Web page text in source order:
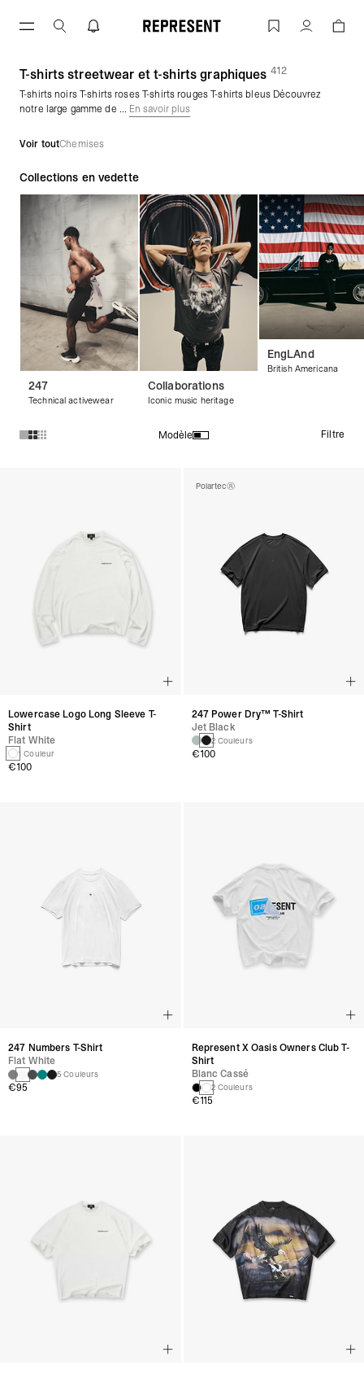
T-shirts graphiques et t-shirts streetwear
Compte
T-shirts streetwear et t-shirts graphiques (412des produits)
T-shirts noirs T-shirts roses T-shirts rouges T-shirts bleus Découvrez
notre large gamme de ... En savoir plus
Voir toutChemises
Collections en vedette
247
Technical activewear
Collaborations
Iconic music heritage
EngLAnd
British Americana
Modèle Filtre
Lowercase Logo Long Sleeve T-
Shirt
Flat White
1 Couleur
€100
Polartec®
247 Power Dry™ T-Shirt
Jet Black
2 Couleurs
€100
247 Numbers T-Shirt
Flat White
5 Couleurs
€95
Represent X Oasis Owners Club T-
Shirt
Blanc Cassé
2 Couleurs
€115